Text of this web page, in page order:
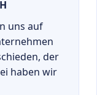
uns auf
der
haben wir